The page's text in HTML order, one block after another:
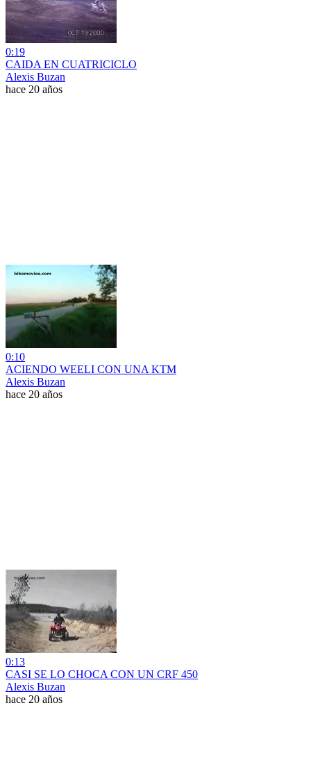
0:19
CAIDA EN CUATRICICLO
Alexis Buzan
hace 20 años
0:10
ACIENDO WEELI CON UNA KTM
Alexis Buzan
hace 20 años
0:13
CASI SE LO CHOCA CON UN CRF 450
Alexis Buzan
hace 20 años